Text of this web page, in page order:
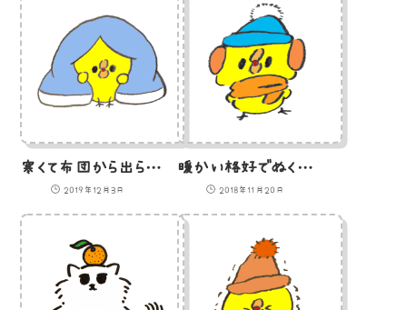
寒くて布団から出られないひよこのイラスト
2019年12月3日
暖かい格好でぬくぬくひよこのイラスト
2018年11月20日